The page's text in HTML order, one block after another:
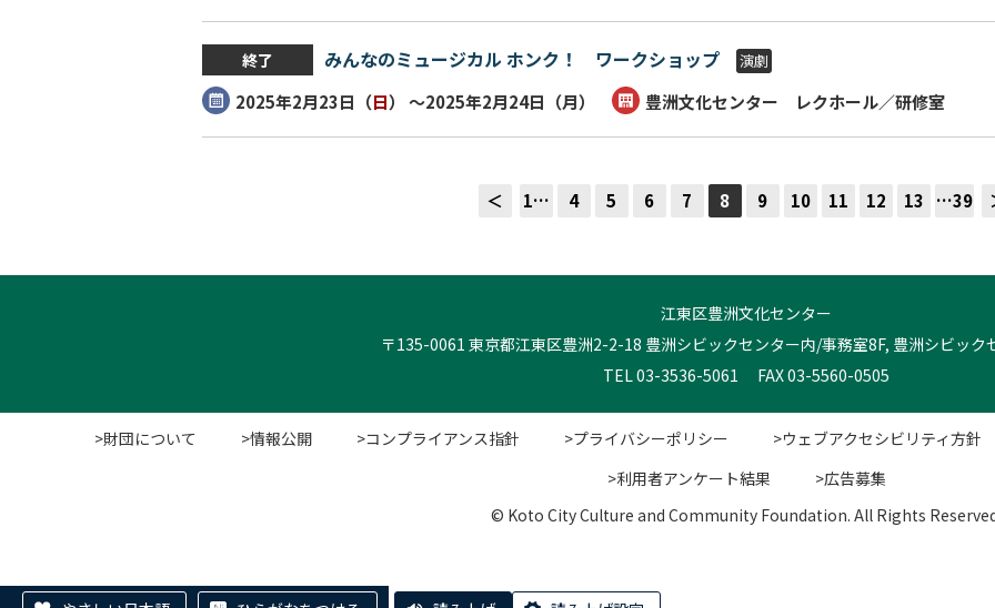
終了 みんなのミュージカル ホンク！ ワークショップ 演劇
2025年2月23日（日） ～2025年2月24日（月） 豊洲文化センター レクホール／研修室
＜ 1… 4 5 6 7 8 9 10 11 12 13 …39
江東区豊洲文化センター
〒135-0061 東京都江東区豊洲2-2-18 豊洲シビックセンター内/事務室8F, 豊洲シビック
TEL 03-3536-5061 FAX 03-5560-0505
>財団について >情報公開 >コンプライアンス指針 >プライバシーポリシー >ウェブアクセシビリティ方針
>利用者アンケート結果
>広告募集
© Koto City Culture and Community Foundation. All Rights